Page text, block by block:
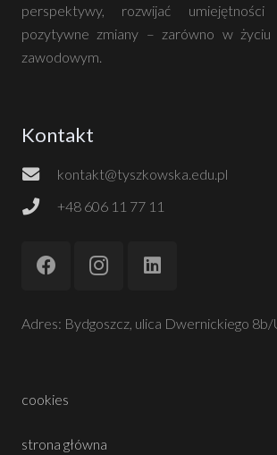
perspektywy, rozwijać
pozytywne zmiany – zarówno w
zawodowym.
Kontakt
kontakt@tyszkowska.edu.pl
+48 606 11 77 11
Adres: Bydgoszcz, ulica Dwernickiego 8b/
cookies
strona główna